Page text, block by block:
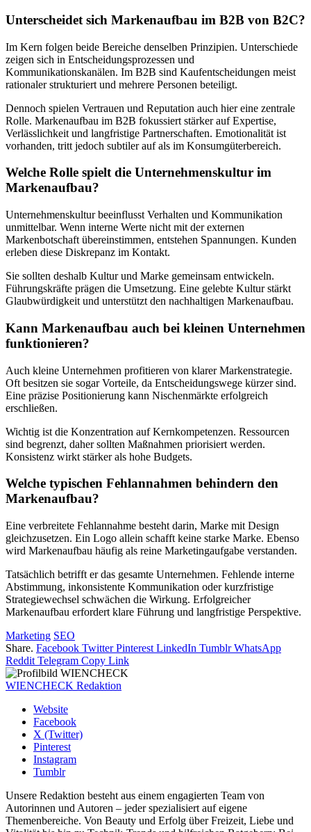
Unterscheidet sich Markenaufbau im B2B von B2C?
Im Kern folgen beide Bereiche denselben Prinzipien. Unterschiede
zeigen sich in Entscheidungsprozessen und
Kommunikationskanälen. Im B2B sind Kaufentscheidungen meist
rationaler strukturiert und mehrere Personen beteiligt.
Dennoch spielen Vertrauen und Reputation auch hier eine zentrale
Rolle. Markenaufbau im B2B fokussiert stärker auf Expertise,
Verlässlichkeit und langfristige Partnerschaften. Emotionalität ist
vorhanden, tritt jedoch subtiler auf als im Konsumgüterbereich.
Welche Rolle spielt die Unternehmenskultur im
Markenaufbau?
Unternehmenskultur beeinflusst Verhalten und Kommunikation
unmittelbar. Wenn interne Werte nicht mit der externen
Markenbotschaft übereinstimmen, entstehen Spannungen. Kunden
erleben diese Diskrepanz im Kontakt.
Sie sollten deshalb Kultur und Marke gemeinsam entwickeln.
Führungskräfte prägen die Umsetzung. Eine gelebte Kultur stärkt
Glaubwürdigkeit und unterstützt den nachhaltigen Markenaufbau.
Kann Markenaufbau auch bei kleinen Unternehmen
funktionieren?
Auch kleine Unternehmen profitieren von klarer Markenstrategie.
Oft besitzen sie sogar Vorteile, da Entscheidungswege kürzer sind.
Eine präzise Positionierung kann Nischenmärkte erfolgreich
erschließen.
Wichtig ist die Konzentration auf Kernkompetenzen. Ressourcen
sind begrenzt, daher sollten Maßnahmen priorisiert werden.
Konsistenz wirkt stärker als hohe Budgets.
Welche typischen Fehlannahmen behindern den
Markenaufbau?
Eine verbreitete Fehlannahme besteht darin, Marke mit Design
gleichzusetzen. Ein Logo allein schafft keine starke Marke. Ebenso
wird Markenaufbau häufig als reine Marketingaufgabe verstanden.
Tatsächlich betrifft er das gesamte Unternehmen. Fehlende interne
Abstimmung, inkonsistente Kommunikation oder kurzfristige
Strategiewechsel schwächen die Wirkung. Erfolgreicher
Markenaufbau erfordert klare Führung und langfristige Perspektive.
Marketing SEO
Share. Facebook Twitter Pinterest LinkedIn Tumblr WhatsApp
Reddit Telegram Copy Link
WIENCHECK Redaktion
Website
Facebook
X (Twitter)
Pinterest
Instagram
Tumblr
Unsere Redaktion besteht aus einem engagierten Team von
Autorinnen und Autoren – jeder spezialisiert auf eigene
Themenbereiche. Von Beauty und Erfolg über Freizeit, Liebe und